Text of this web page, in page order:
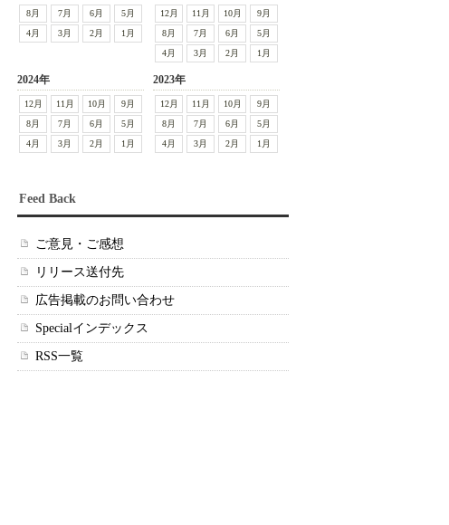
8月 7月 6月
5月
4月
3月 2月 1月
12月 11月 10月
9月
8月
7月 6月
5月
4月
3月 2月 1月
2024年
12月 11月 10月
9月
8月
7月 6月
5月
4月
3月 2月 1月
2023年
12月 11月 10月
9月
8月
7月 6月
5月
4月
3月 2月 1月
Feed Back
ご意見・ご感想
リリース送付先
広告掲載のお問い合わせ
Specialインデックス
RSS一覧